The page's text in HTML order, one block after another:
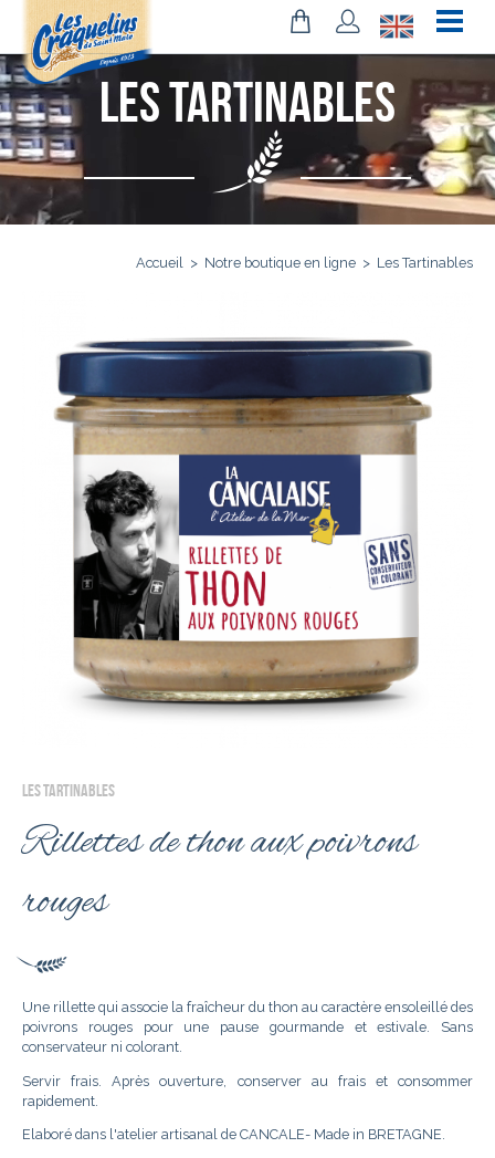
Les Tartinables
Accueil > Notre boutique en ligne > Les Tartinables
LES TARTINABLES
Rillettes de thon aux poivrons
rouges
Une rillette qui associe la fraîcheur du thon au caractère ensoleillé des
poivrons rouges pour une pause gourmande et estivale. Sans
conservateur ni colorant.
Servir frais. Après ouverture, conserver au frais et consommer
rapidement.
Elaboré dans l'atelier artisanal de CANCALE- Made in BRETAGNE.